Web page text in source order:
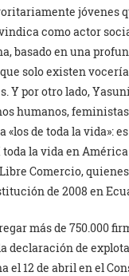
jóvenes
como actor
basado en una
solo existen
Y por otro lado,
humanos,
de toda la vida»:
la vida en
Comercio,
de 2008 en
más de 750.000
declaración de
el 12 de abril en el